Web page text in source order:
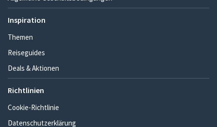
Inspiration
Themen
Reiseguides
Deals & Aktionen
Richtlinien
Cookie-Richtlinie
Datenschutzerklärung